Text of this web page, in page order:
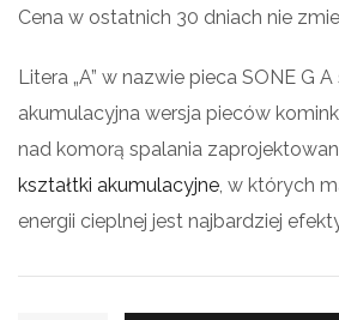
Cena w ostatnich 30 dniach nie
Litera „A” w nazwie pieca SONE G
akumulacyjna wersja pieców
nad komorą spalania
kształtki akumulacyjne , w których
energii cieplnej jest najbardziej